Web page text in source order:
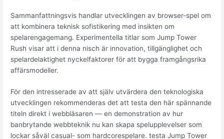
Sammanfattningsvis handlar utvecklingen av browser-spel om
att kombinera teknisk sofistikering med insikten om
spelarengagemang. Experimentella titlar som Jump Tower
Rush visar att i denna nisch är innovation, tillgänglighet och
spelardelaktighet nyckelfaktorer för att bygga framgångsrika
affärsmodeller.
För den intresserade av att själv utvärdera den teknologiska
utvecklingen rekommenderas det att testa den här spännande
titeln direkt i webbläsaren — en demonstration av hur
banbrytande webbteknik nu kan skapa spelupplevelser som
lockar såväl casual- som hardcorespelare. testa Jump Tower